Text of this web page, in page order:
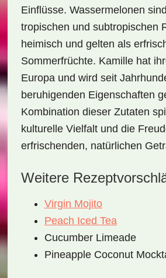
Einflüsse. Wassermelonen
tropischen und subtropischen
heimisch und gelten als
Sommerfrüchte. Kamille hat
Europa und wird seit
beruhigenden Eigenschaften
Kombination dieser Zutaten
kulturelle Vielfalt und die
erfrischenden, natürlichen
Weitere
Virgin Mojito
Peach Iced Tea
Cucumber Limeade
Pineapple Coconut